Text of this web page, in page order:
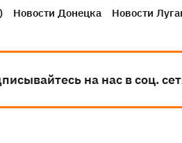
Новости Донецка Новости
на нас в соц.